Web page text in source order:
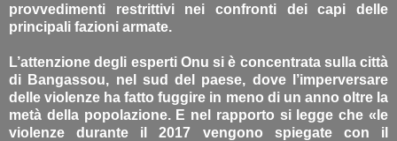
provvedimenti restrittivi nei confronti dei capi delle
principali fazioni armate.
L’attenzione degli esperti Onu si è concentrata sulla città
di Bangassou, nel sud del paese, dove l’imperversare
delle violenze ha fatto fuggire in meno di un anno oltre la
metà della popolazione. E nel rapporto si legge che «le
violenze durante il 2017 vengono spiegate con il